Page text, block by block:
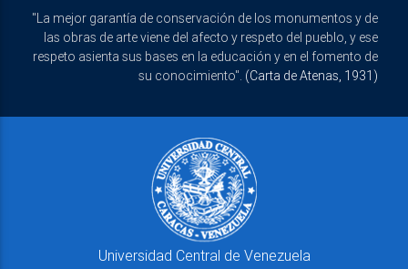
"La mejor garantía de conservación de los monumentos y de
las obras de arte viene del afecto y respeto del pueblo, y ese
respeto asienta sus bases en la educación y en el fomento de
su conocimiento". (Carta de Atenas, 1931)
Universidad Central de Venezuela